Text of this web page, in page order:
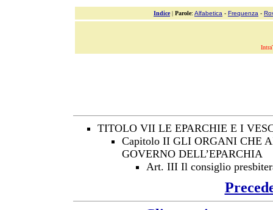
Indice| Parole: Alfabetica - Frequenza -
TITOLO VII LE EPARCHIE E I
Capitolo II GLI ORGANI CHE
GOVERNO DELL’EPARCHIA
Art. III Il consiglio